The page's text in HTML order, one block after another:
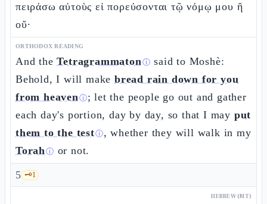
πειράσω αὐτοὺς εἰ πορεύσονται τῷ νόμῳ μου ἢ
οὔ·
ORTHODOX READING
And theTetragrammatonⓘ said to Moshè:
Behold, I will makebread rain down for you
from heavenⓘ; let the people go out and gather
each day's portion, day by day, so that I may put
them to the testⓘ, whether they will walk in my
Torahⓘ or not.
5 🗝️1
HEBREW (MT)